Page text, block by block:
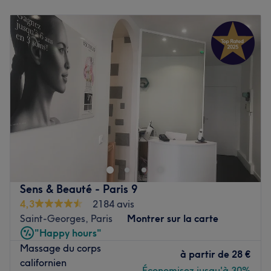
Mardi
20:00
Mercredi
10:00
20:00
Jeudi
10:00 –20:00
Vendredi
20:00
Dimanche
12:00
Maya Chaussin ,formatrice et praticienne en massage
bien-être, vous accueille pour un massage basé sur
l'écoute, l'échange et l'authenticité.
Transport public le plus proche
À seulement cinq minutes à pied de la station de métro
Place de Clichy, garantissant une accessibilité pratique.
L’équipe
Maya vous accueille avec expertise pour des soins
personnalisés, dans une atmosphère apaisante propice à
Sens & Beauté - Paris 9
4,3
2184 avis
Saint-Georges, Paris
Montrer sur la carte
"Happy hours"
Massage du corps
californien
à partir de 28 €